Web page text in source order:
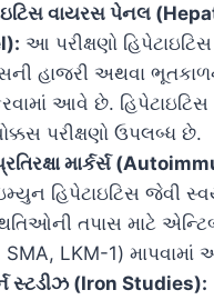
વાયરસ પેનલ
આ પરીક્ષણો
હાજરી અથવા
આવે છે.
પરીક્ષણો ઉપલબ્ધ છે.
માર્કર્સ
હિપેટાઇટિસ જેવી
તપાસ માટે
SMA, LKM-1)
સ્ટડીઝ (Iron Studies):